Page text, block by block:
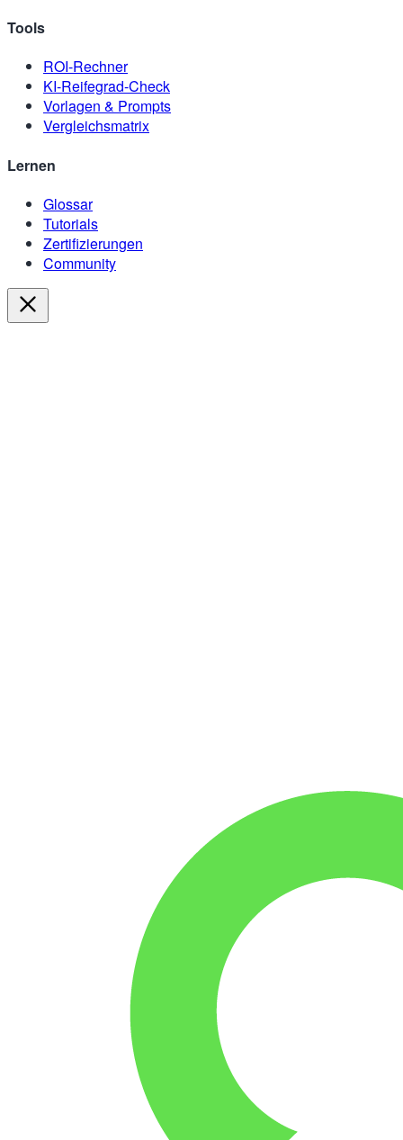
Tools
ROI-Rechner
KI-Reifegrad-Check
Vorlagen & Prompts
Vergleichsmatrix
Lernen
Glossar
Tutorials
Zertifizierungen
Community